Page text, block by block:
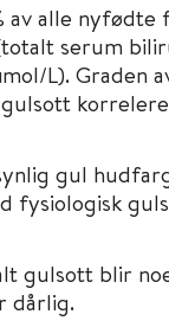
av alle nyfødte
serum
L). Graden
gul
fysiologisk
gulsott blir
dårlig.